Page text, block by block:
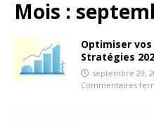
Mois :
Optimiser
Stratégies
septembre 29,
Commentaires